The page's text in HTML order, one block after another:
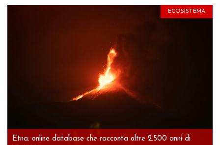
ECOSISTEMA
Etna: online database che racconta oltre 2.500 anni di